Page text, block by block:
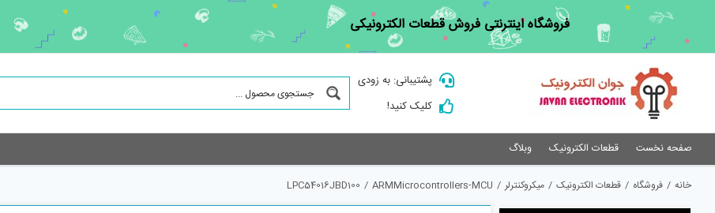
content
فروشگاه اینترنتی فروش قطعات الکترونیکی
پشتیبانی: به زودی
کلیک کنید!
صفحه نخست قطعات الکترونیک وبلاگ
خانه / فروشگاه / قطعات الکترونیک / میکروکنترلر /
ARMMicrocontrollers-MCU
/
LPC54016JBD100